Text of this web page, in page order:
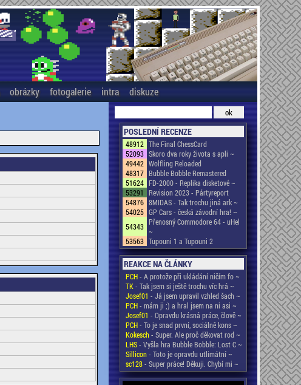
obrázky fotogalerie intra diskuze
POSLEDNÍ RECENZE
48912 The Final ChessCard
52093 Skoro dva roky života s apli ~
49442 Wolfling Reloaded
48317 Bubble Bobble Remastered
51624 FD-2000 - Replika disketové ~
53291
Revision 2023 - Pártyreport
54876 8MIDAS - Tak trochu jiná ark ~
54025 GP Cars - česká závodní hra! ~
54343 Přenosný Commodore 64 - uHel
~
53563 Tupouni 1 a Tupouni 2
REAKCE NA ČLÁNKY
PCH- A protože při ukládání ničím fo ~
TK- Tak jsem si ještě trochu víc hrá ~
Josef01 - Já jsem upravil vzhled šach ~
PCH- mám ji ;) a hral jsem na ni asi ~
Josef01 - Opravdu krásná práce, člově ~
PCH- To je snad první, sociálně kons ~
Kokesch- Super. Ale proč děkovat rod ~
LHS- Vyšla hra Bubble Bobble: Lost C ~
Sillicon- Toto je opravdu utlimátní ~
sc128- Super práce! Děkuji. Chybí mi ~